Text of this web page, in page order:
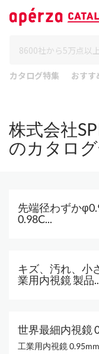
カタログ特集 おすす
株式会社
のカタロ
先端径わずか
0.98C...
キズ、汚れ、小
業用内視鏡 製品
世界最細内視鏡
工業用内視鏡 0.95mm